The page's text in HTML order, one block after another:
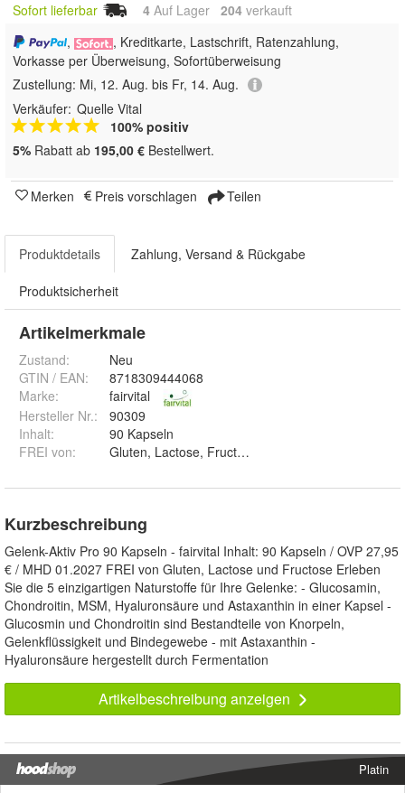
Sofort lieferbar 4 Auf Lager 204 verkauft
,
, Kreditkarte, Lastschrift, Ratenzahlung,
Vorkasse per Überweisung, Sofortüberweisung
Zustellung: Mi, 12. Aug. bis Fr, 14. Aug.
Verkäufer: Quelle Vital
100% positiv
5% Rabatt ab 195,00 € Bestellwert.
Merken Preis vorschlagen Teilen
Produktdetails Zahlung, Versand & Rückgabe
Produktsicherheit
Artikelmerkmale
Zustand:
Neu
GTIN / EAN:
8718309444068
Marke:
fairvital
Hersteller Nr.:
90309
Inhalt:
90 Kapseln
FREI von: Gluten, Lactose, Fructose
Kurzbeschreibung
Gelenk-Aktiv Pro 90 Kapseln - fairvital Inhalt: 90 Kapseln / OVP 27,95
€ / MHD 01.2027 FREI von Gluten, Lactose und Fructose Erleben
Sie die 5 einzigartigen Naturstoffe für Ihre Gelenke: - Glucosamin,
Chondroitin, MSM, Hyaluronsäure und Astaxanthin in einer Kapsel -
Glucosmin und Chondroitin sind Bestandteile von Knorpeln,
Gelenkflüssigkeit und Bindegewebe - mit Astaxanthin -
Hyaluronsäure hergestellt durch Fermentation
Artikelbeschreibung anzeigen
Platin